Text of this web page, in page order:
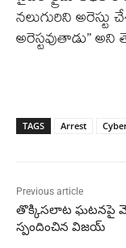
నలుగురిని
అరెస్టవుతాడు”
TAGS Arrest
Previous article
తొక్కిసలాట ఘటనపై
స్పందించిన విజయ్